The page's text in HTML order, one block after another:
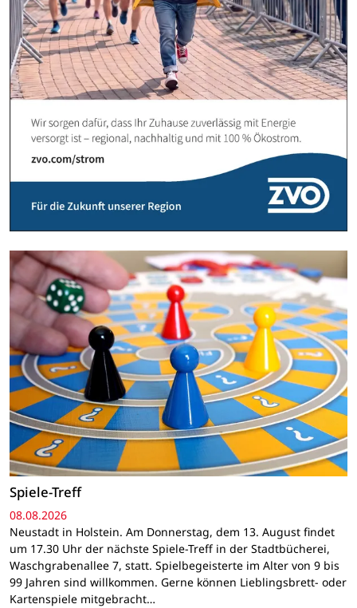
Spiele-Treff
08.08.2026
Neustadt in Holstein. Am Donnerstag, dem 13. August findet
um 17.30 Uhr der nächste Spiele-Treff in der Stadtbücherei,
Waschgrabenallee 7, statt. Spielbegeisterte im Alter von 9 bis
99 Jahren sind willkommen. Gerne können Lieblingsbrett- oder
Kartenspiele mitgebracht…